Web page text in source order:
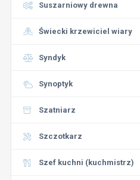
Suszarniowy drewna
Świecki krzewiciel wiary
Syndyk
Synoptyk
Szatniarz
Szczotkarz
Szef kuchni (kuchmistrz)